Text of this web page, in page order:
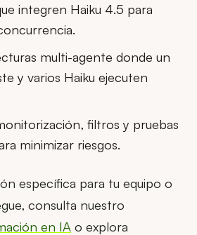
integren Haiku 4.5 para
multi-agente donde un
y varios Haiku ejecuten
filtros y pruebas
minimizar riesgos.
específica para tu equipo o
consulta nuestro
en IA o explora